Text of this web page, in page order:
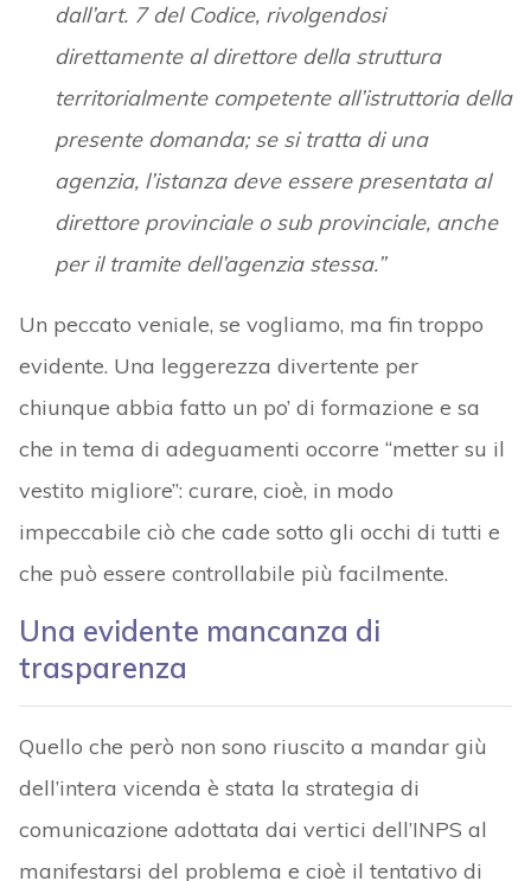
dall’art. 7 del Codice, rivolgendosi
direttamente al direttore della struttura
territorialmente competente all’istruttoria della
presente domanda; se si tratta di una
agenzia, l’istanza deve essere presentata al
direttore provinciale o sub provinciale, anche
per il tramite dell’agenzia stessa.”
Un peccato veniale, se vogliamo, ma fin troppo
evidente. Una leggerezza divertente per
chiunque abbia fatto un po’ di formazione e sa
che in tema di adeguamenti occorre “metter su il
vestito migliore”: curare, cioè, in modo
impeccabile ciò che cade sotto gli occhi di tutti e
che può essere controllabile più facilmente.
Una evidente mancanza di
trasparenza
Quello che però non sono riuscito a mandar giù
dell’intera vicenda è stata la strategia di
comunicazione adottata dai vertici dell’INPS al
manifestarsi del problema e cioè il tentativo di